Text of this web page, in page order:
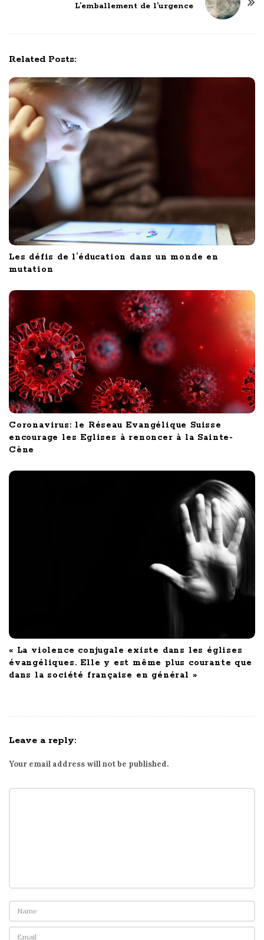
L’emballement de l’urgence
Related Posts:
Les défis de l’éducation dans un monde en
mutation
Coronavirus: le Réseau Evangélique Suisse
encourage les Eglises à renoncer à la Sainte-
Cène
« La violence conjugale existe dans les églises
évangéliques. Elle y est même plus courante que
dans la société française en général »
Leave a reply:
Your email address will not be published.